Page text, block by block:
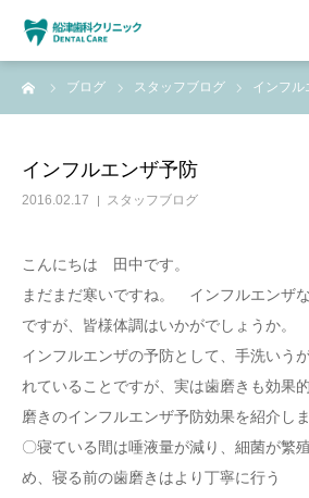
ブログ スタッフブログ インフル
インフルエンザ予防
2016.02.17 スタッフブログ
こんにちは 田中です。
まだまだ寒いですね。 インフルエンザ
ですが、皆様体調はいかがでしょうか。
インフルエンザの予防として、手洗いう
れていることですが、実は歯磨きも効
磨きのインフルエンザ予防効果を紹介しま
〇寝ている間は唾液量が減り、細菌が繁
め、寝る前の歯磨きはより丁寧に行う
HOME